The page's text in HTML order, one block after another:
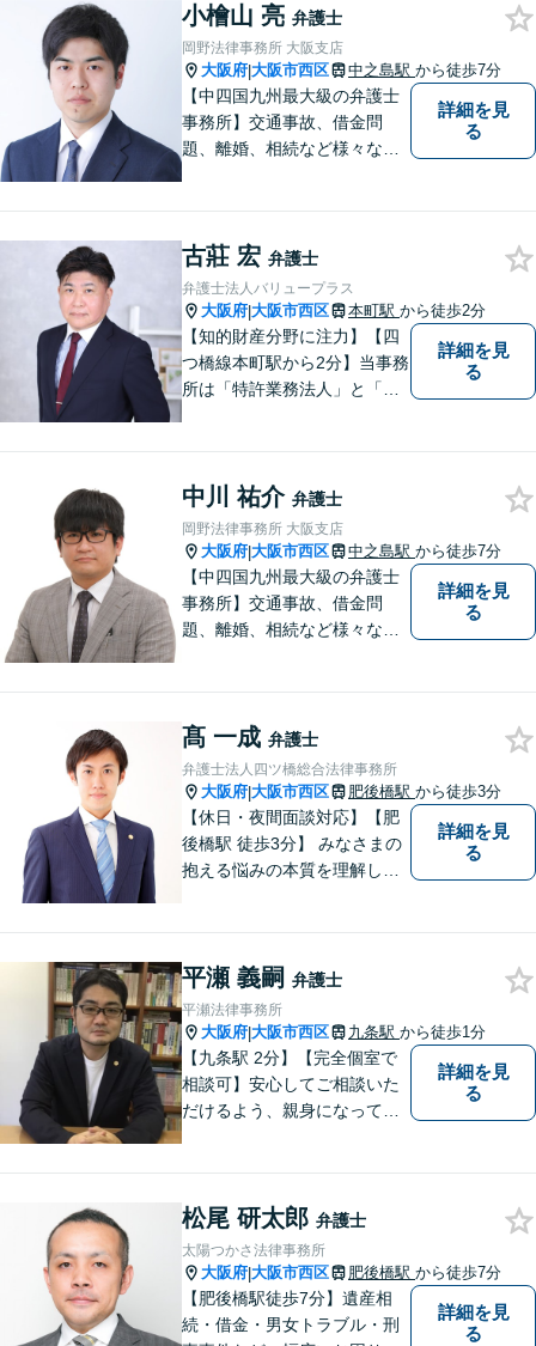
い！
小檜山 亮 弁護士
岡野法律事務所 大阪支店
大阪府|大阪市西区 中之島駅 から徒歩7分
【中四国九州最大級の弁護士
事務所】交通事故、借金問
題、離婚、相続など様々な問
い！
詳細を見
る
古莊 宏 弁護士
弁護士法人バリュープラス
大阪府|大阪市西区 本町駅 から徒歩2分
【知的財産分野に注力】【四
つ橋線本町駅から2分】当事務
所は「特許業務法人」と「弁
ュニケーション」を大切に
し、喜んで頂けるサービスを
提供いたします【法テラス利
用可】
詳細を見
る
中川 祐介 弁護士
岡野法律事務所 大阪支店
大阪府|大阪市西区 中之島駅 から徒歩7分
【中四国九州最大級の弁護士
事務所】交通事故、借金問
題、離婚、相続など様々な問
い！
詳細を見
る
髙 一成 弁護士
弁護士法人四ツ橋総合法律事務所
大阪府|大阪市西区 肥後橋駅 から徒歩3分
【休日・夜間面談対応】【肥
後橋駅 徒歩3分】 みなさまの
抱える悩みの本質を理解し解
詳細を見
る
平瀬 義嗣 弁護士
平瀬法律事務所
大阪府|大阪市西区 九条駅 から徒歩1分
【九条駅 2分】【完全個室で
相談可】安心してご相談いた
だけるよう、親身になってお
法律問題は時間の経過ととも
に事態が悪化することが多い
です。 お気軽にご相談くださ
い。
詳細を見
る
松尾 研太郎 弁護士
太陽つかさ法律事務所
大阪府|大阪市西区 肥後橋駅 から徒歩7分
【肥後橋駅徒歩7分】遺産相
続・借金・男女トラブル・刑
詳細を見
る